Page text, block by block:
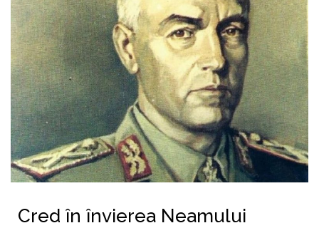
Cred în învierea Neamului